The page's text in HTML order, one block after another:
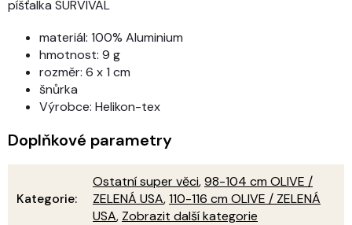
píšťalka SURVIVAL
materiál: 100% Aluminium
hmotnost: 9 g
rozměr: 6 x 1 cm
šnůrka
Výrobce: Helikon-tex
Doplňkové parametry
Kategorie:
Ostatní super věci,98-104 cm OLIVE /
ZELENÁ USA,110-116 cm OLIVE / ZELENÁ
USA, Zobrazit další kategorie